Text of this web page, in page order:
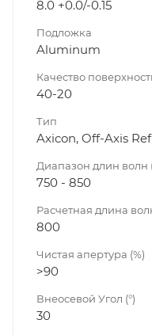
8.0 +0.0/-0.15
Подложка
Aluminum
Качество
40-20
Тип
Axicon, Off-Axis
Диапазон длин волн
750 - 850
Расчетная длина
800
Чистая апертура (%)
>90
Внеосевой Угол (°)
30